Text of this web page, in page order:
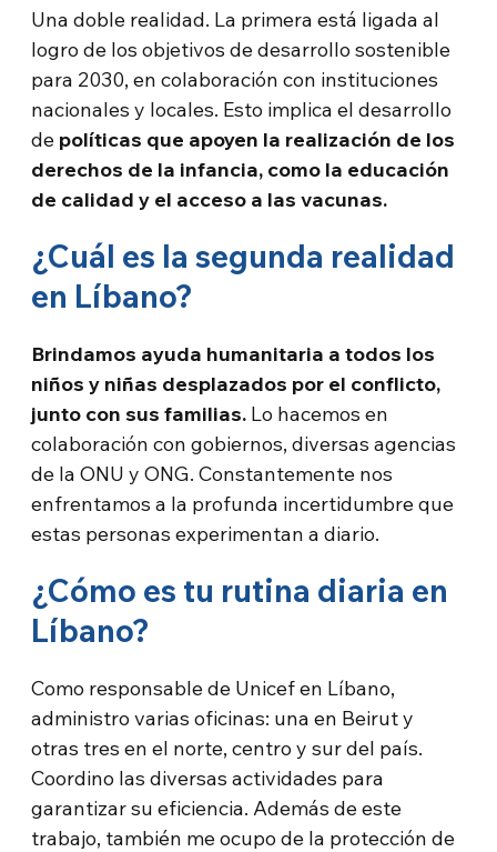
Una doble realidad. La primera está ligada al
logro de los objetivos de desarrollo sostenible
para 2030, en colaboración con instituciones
nacionales y locales. Esto implica el desarrollo
de políticas que apoyen la realización de los
derechos de la infancia, como la educación
de calidad y el acceso a las vacunas.
¿Cuál es la segunda realidad
en Líbano?
Brindamos ayuda humanitaria a todos los
niños y niñas desplazados por el conflicto,
junto con sus familias. Lo hacemos en
colaboración con gobiernos, diversas agencias
de la ONU y ONG. Constantemente nos
enfrentamos a la profunda incertidumbre que
estas personas experimentan a diario.
¿Cómo es tu rutina diaria en
Líbano?
Como responsable de Unicef en Líbano,
administro varias oficinas: una en Beirut y
otras tres en el norte, centro y sur del país.
Coordino las diversas actividades para
garantizar su eficiencia. Además de este
trabajo, también me ocupo de la protección de